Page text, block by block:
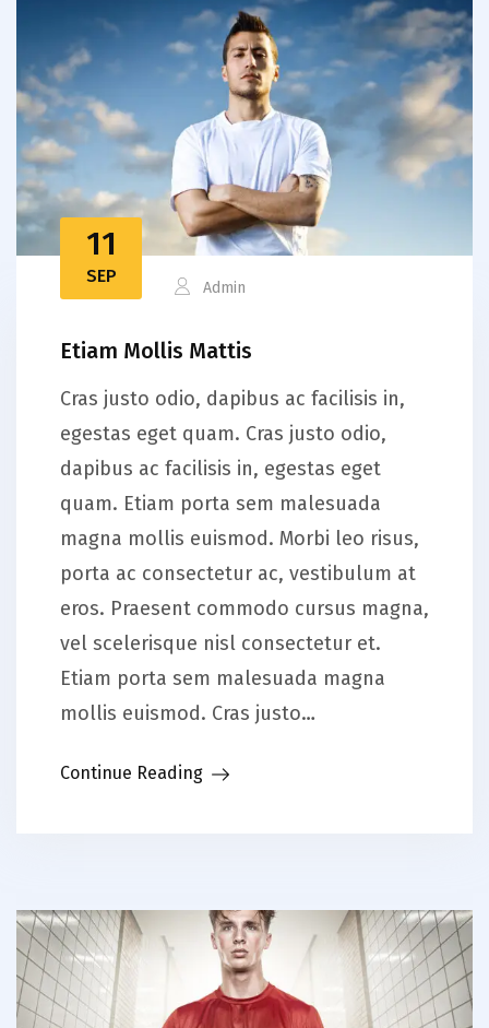
11
SEP
Admin
Etiam Mollis Mattis
Cras justo odio, dapibus ac facilisis in,
egestas eget quam. Cras justo odio,
dapibus ac facilisis in, egestas eget
quam. Etiam porta sem malesuada
magna mollis euismod. Morbi leo risus,
porta ac consectetur ac, vestibulum at
eros. Praesent commodo cursus magna,
vel scelerisque nisl consectetur et.
Etiam porta sem malesuada magna
mollis euismod. Cras justo…
Continue Reading